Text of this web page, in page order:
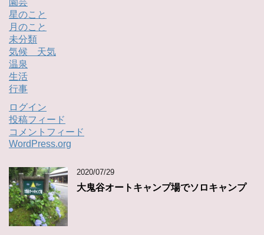
星のこと
月のこと
未分類
気候 天気
温泉
生活
行事
ログイン
投稿フィード
コメントフィード
WordPress.org
2020/07/29
大鬼谷オートキャンプ場でソロキャンプ